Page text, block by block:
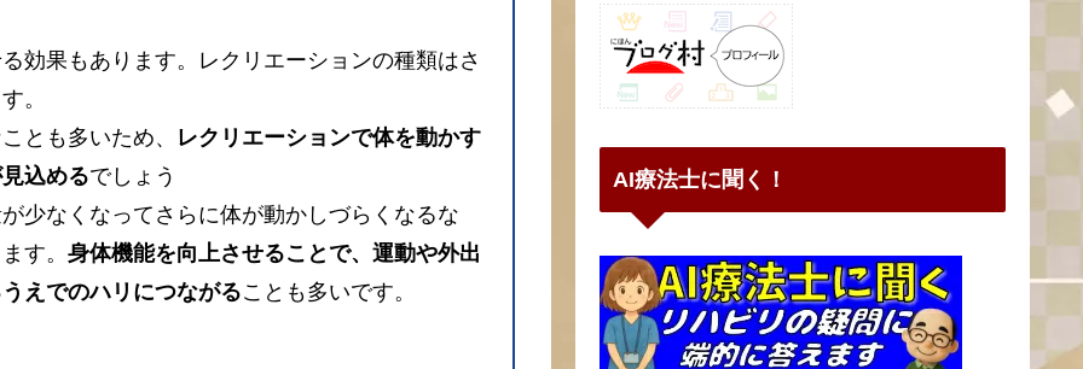
効果もあります。レクリエーションの種類はさ
。
とも多いため、 レクリエーションで体を動かす
込めるでしょう
少なくなってさらに体が動かしづらくなるな
す。身体機能を向上させることで、運動や外出
えでのハリにつながることも多いです。
AI療法士に聞く！